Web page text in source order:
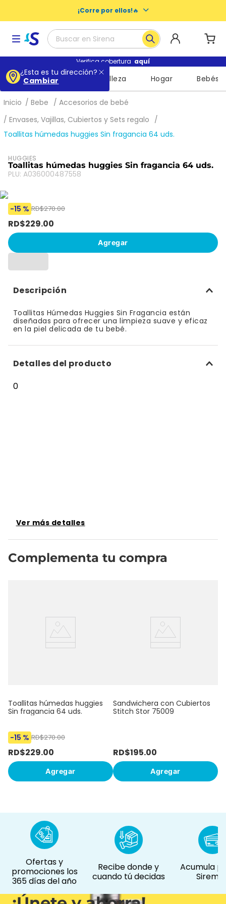
¡Corre por ellos!🔥
Buscar en Sirena
Términos más buscados
1
2.
escolares
3.
buenas noches nosotras
4.
libros
6.
shampoo
8.
bizcocho
Verifica cobertura aquí
¿Esta es tu dirección?
Cambiar
Supermercado Belleza Hogar Bebés
Bebe
Accesorios de bebé
Envases, Vajillas, Cubiertos y Sets regalo
Toallitas húmedas huggies Sin fragancia 64 uds.
HUGGIES
Toallitas húmedas huggies Sin fragancia 64 uds.
PLU: A036000487558
-15 % RD$270.00
RD$229.00
Agregar
Descripción
Toallitas Húmedas Huggies Sin Fragancia están
diseñadas para ofrecer una limpieza suave y eficaz
en la piel delicada de tu bebé.
Detalles del producto
0
Ver más detalles
Complementa tu compra
Toallitas húmedas huggies
Sin fragancia 64 uds.
-15 % RD$270.00
RD$229.00
Agregar
Sandwichera con Cubiertos
Stitch Stor 75009
RD$195.00
Agregar
Ofertas y
promociones los
365 días del año
Recibe donde y
cuando tú decidas
Acumula
Siremás